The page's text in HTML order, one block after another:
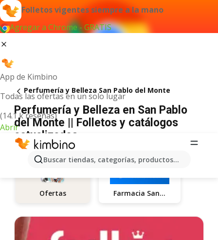
Folletos vigentes siempre a la mano
Agregar a Chrome - GRATIS
App de Kimbino
Todas las ofertas en un solo lugar
(14.1 k reseñas)
Abrir
Buscar tiendas, categorías, productos...
Perfumería y Belleza San Pablo del Monte
Perfumería y Belleza en San Pablo
del Monte || Folletos y catálogos
actualizados
Ofertas Farmacia San Pablo